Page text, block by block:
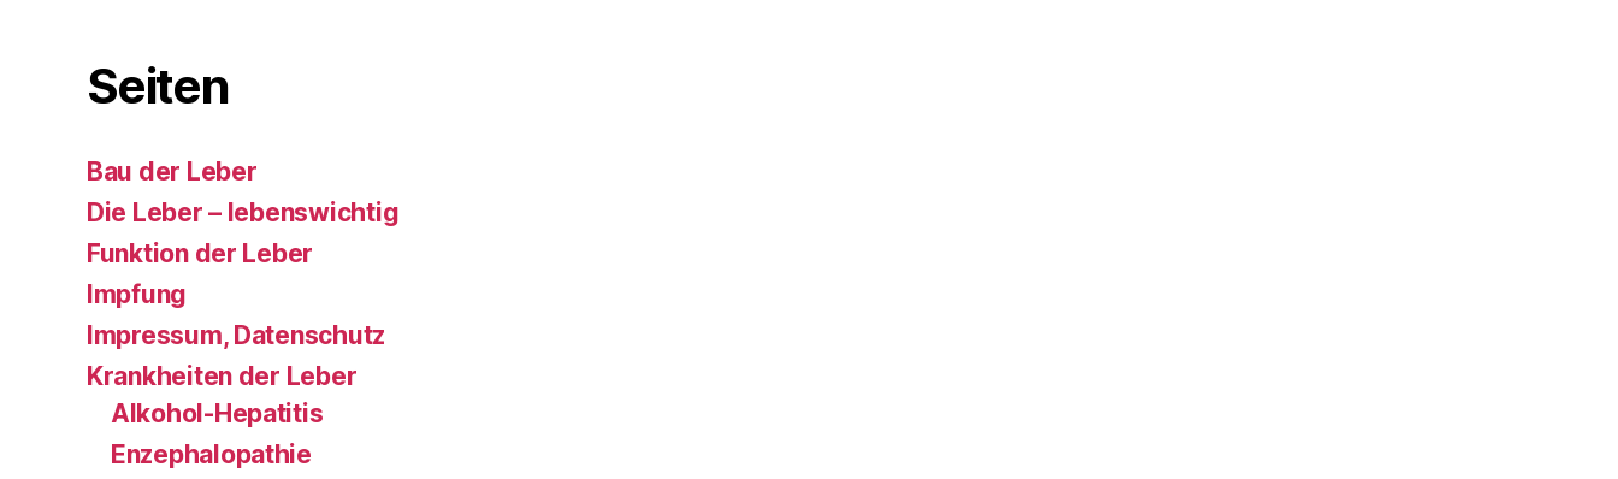
Seiten
Bau der Leber
Die Leber – lebenswichtig
Funktion der Leber
Impfung
Impressum, Datenschutz
Krankheiten der Leber
Alkohol-Hepatitis
Enzephalopathie